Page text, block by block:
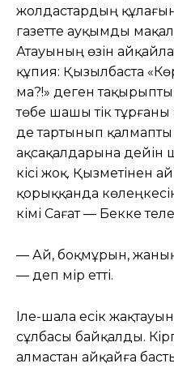
жолдастардың
газетте ауқымды
Атауының өзін
құпия: Қызылбаста
ма?!» деген тақырыпты
төбе шашы тік тұрғаны
де тартынып қалмапты
ақсақалдарына дейін
кісі жоқ. Қызметінен
қорыққанда
әкімі Сағат — Бекке
— Ай, боқмұрын, жаның
— деп әмір етті.
Іле-шала есік
сұлбасы байқалды.
алмастан айқайға